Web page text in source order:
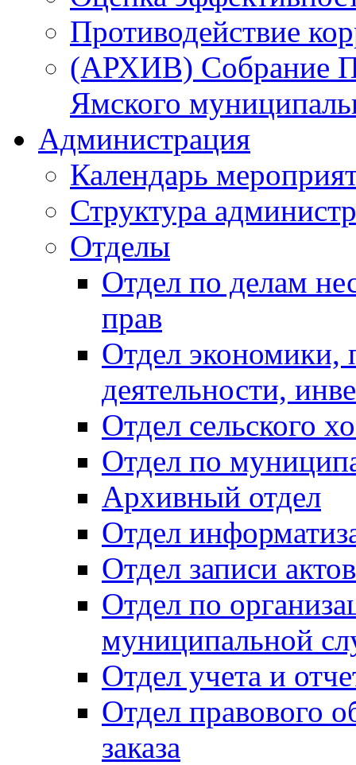
Противодействие
(АРХИВ) Собрание
Ямского
Администрация
Календарь
Структура
Отделы
Отдел по делам
прав
Отдел экономики,
деятельности,
Отдел сельского
Отдел по
Архивный отдел
Отдел
Отдел записи
Отдел по
муниципальной
Отдел учета и
Отдел правового
заказа